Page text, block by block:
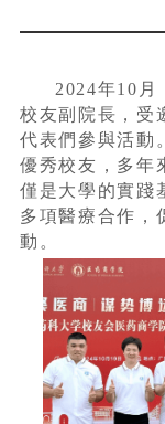
2024年10月
校友副院長，受
代表們參與活動
優秀校友，多年
僅是大學的實踐
多項醫療合作，
動。